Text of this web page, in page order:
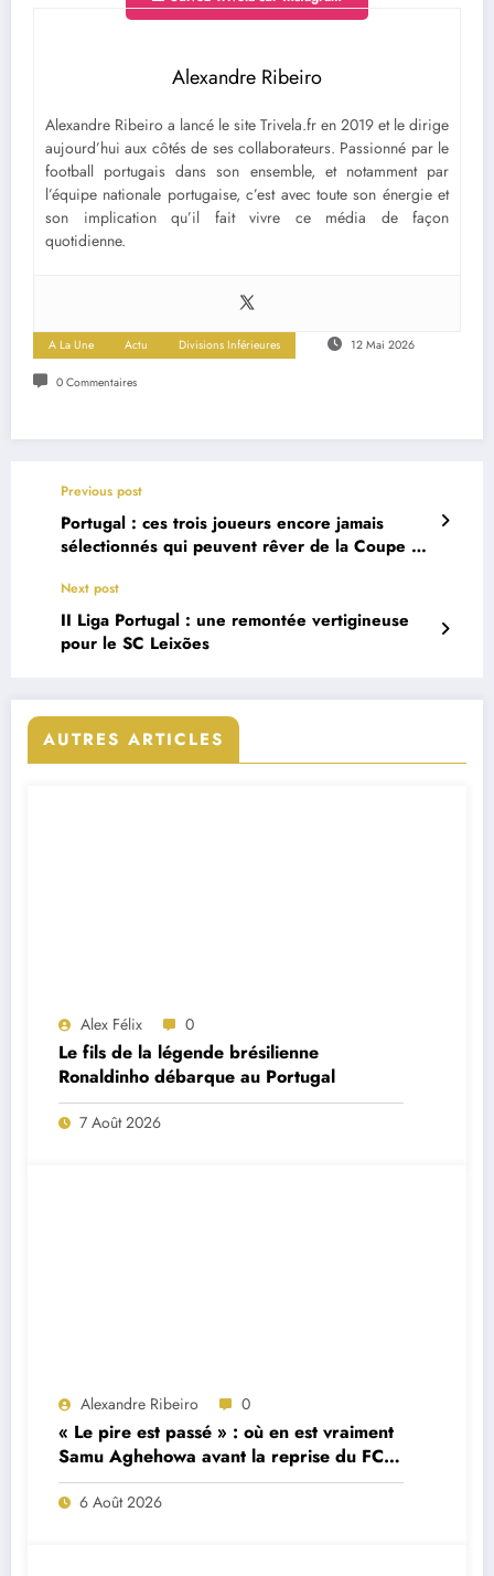
Alexandre Ribeiro
Alexandre Ribeiro a lancé le site Trivela.fr en 2019 et le dirige
aujourd’hui aux côtés de ses collaborateurs. Passionné par le
football portugais dans son ensemble, et notamment par
l’équipe nationale portugaise, c’est avec toute son énergie et
son implication qu’il fait vivre ce média de façon
quotidienne.
A La Une Actu Divisions Inférieures 12 Mai 2026
0 Commentaires
Previous post
Portugal : ces trois joueurs encore jamais
sélectionnés qui peuvent rêver de la Coupe du
Next post
II Liga Portugal : une remontée vertigineuse
pour le SC Leixões
AUTRES ARTICLES
Alex Félix 0
Le fils de la légende brésilienne
Ronaldinho débarque au Portugal
7 Août 2026
Alexandre Ribeiro 0
« Le pire est passé » : où en est vraiment
Samu Aghehowa avant la reprise du FC
Porto ?
6 Août 2026